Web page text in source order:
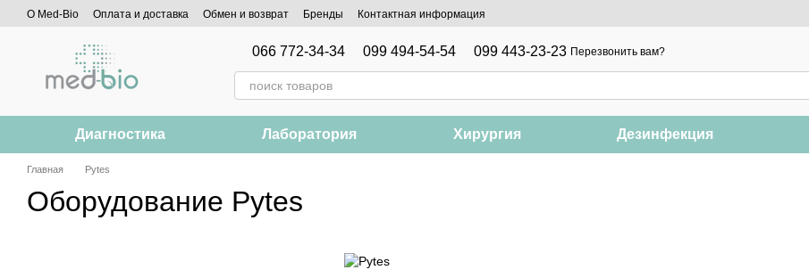
Перейти к основному контенту
О Med-Bio Оплата и доставка Обмен и возврат Бренды Контактная информация
066 772-34-34 099 494-54-54 099 443-23-23 Перезвонить вам?
Диагностика Лаборатория Хирургия Дезинфекция
Главная Pytes
Оборудование Pytes